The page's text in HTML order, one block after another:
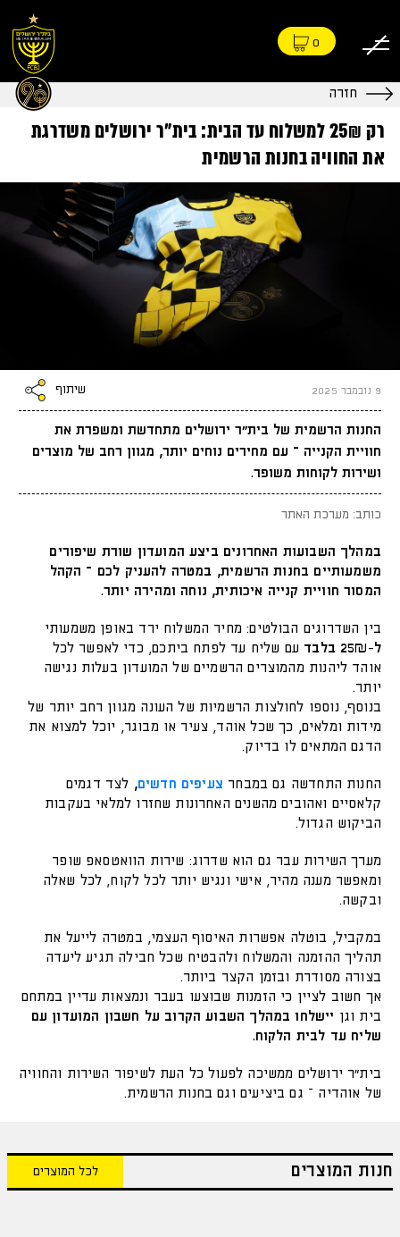
0
חזרה
רק 25₪ למשלוח עד הבית: בית״ר ירושלים משדרגת
את החוויה בחנות הרשמית
9 נובמבר 2025 שיתוף
החנות הרשמית של בית״ר ירושלים מתחדשת ומשפרת את
חוויית הקנייה – עם מחירים נוחים יותר, מגוון רחב של מוצרים
ושירות לקוחות משופר.
כותב: מערכת האתר
במהלך השבועות האחרונים ביצע המועדון שורת שיפורים
משמעותיים בחנות הרשמית, במטרה להעניק לכם – הקהל
המסור חוויית קנייה איכותית, נוחה ומהירה יותר.
בין השדרוגים הבולטים: מחיר המשלוח ירד באופן משמעותי
ל-25₪ בלבד
עם שליח עד לפתח ביתכם, כדי לאפשר לכל
אוהד ליהנות מהמוצרים הרשמיים של המועדון בעלות נגישה
יותר.
בנוסף, נוספו לחולצות הרשמיות של העונה מגוון רחב יותר של
מידות ומלאים, כך שכל אוהד, צעיר או מבוגר, יוכל למצוא את
הדגם המתאים לו בדיוק.
החנות התחדשה גם במבחר צעיפים חדשים, לצד דגמים
קלאסיים ואהובים מהשנים האחרונות שחזרו למלאי בעקבות
הביקוש הגדול.
מערך השירות עבר גם הוא שדרוג: שירות הוואטסאפ שופר
ומאפשר מענה מהיר, אישי ונגיש יותר לכל לקוח, לכל שאלה
ובקשה.
במקביל, בוטלה אפשרות האיסוף העצמי, במטרה לייעל את
תהליך ההזמנה והמשלוח ולהבטיח שכל חבילה תגיע ליעדה
בצורה מסודרת ובזמן הקצר ביותר.
אך חשוב לציין כי הזמנות שבוצעו בעבר ונמצאות עדיין במתחם
בית וגן יישלחו במהלך השבוע הקרוב על חשבון המועדון עם
שליח עד לבית הלקוח.
בית״ר ירושלים ממשיכה לפעול כל העת לשיפור השירות והחוויה
של אוהדיה – גם ביציעים וגם בחנות הרשמית.
חנות המוצרים לכל המוצרים